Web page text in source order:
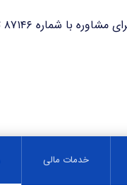
تماس حاصل فرمایید.
خدمات مالی